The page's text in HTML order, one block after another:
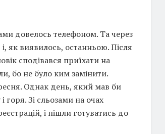
довелось телефоном. Та через
як виявилось, останньою. Після
сподівався приїхати на
бо не було ким замінити.
Однак день, який мав би
Зі сльозами на очах
і пішли готуватись до